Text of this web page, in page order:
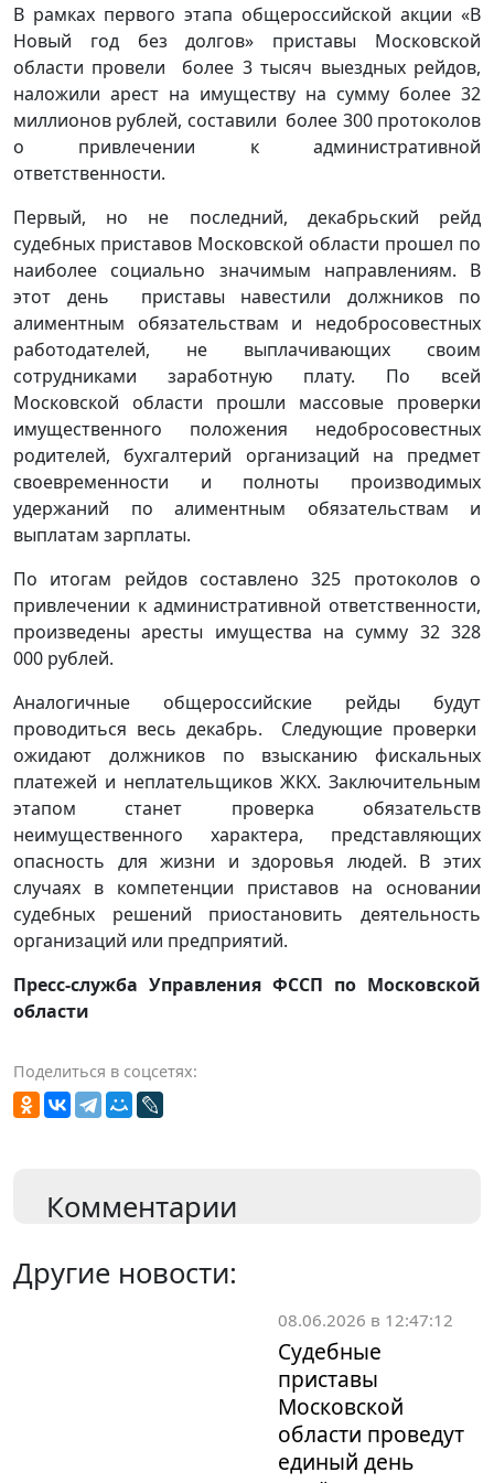
В рамках первого этапа общероссийской акции «В
Новый год без долгов» приставы Московской
области провели более 3 тысяч выездных рейдов,
наложили арест на имуществу на сумму более 32
миллионов рублей, составили более 300 протоколов
о привлечении к административной
ответственности.
Первый, но не последний, декабрьский рейд
судебных приставов Московской области прошел по
наиболее социально значимым направлениям. В
этот день приставы навестили должников по
алиментным обязательствам и недобросовестных
работодателей, не выплачивающих своим
сотрудниками заработную плату. По всей
Московской области прошли массовые проверки
имущественного положения недобросовестных
родителей, бухгалтерий организаций на предмет
своевременности и полноты производимых
удержаний по алиментным обязательствам и
выплатам зарплаты.
По итогам рейдов составлено 325 протоколов о
привлечении к административной ответственности,
произведены аресты имущества на сумму 32 328
000 рублей.
Аналогичные общероссийские рейды будут
проводиться весь декабрь. Следующие проверки
ожидают должников по взысканию фискальных
платежей и неплательщиков ЖКХ. Заключительным
этапом станет проверка обязательств
неимущественного характера, представляющих
опасность для жизни и здоровья людей. В этих
случаях в компетенции приставов на основании
судебных решений приостановить деятельность
организаций или предприятий.
Пресс-служба Управления ФССП по Московской
области
Поделиться в соцсетях:
Комментарии
Другие новости:
08.06.2026 в 12:47:12
Судебные
приставы
Московской
области проведут
единый день